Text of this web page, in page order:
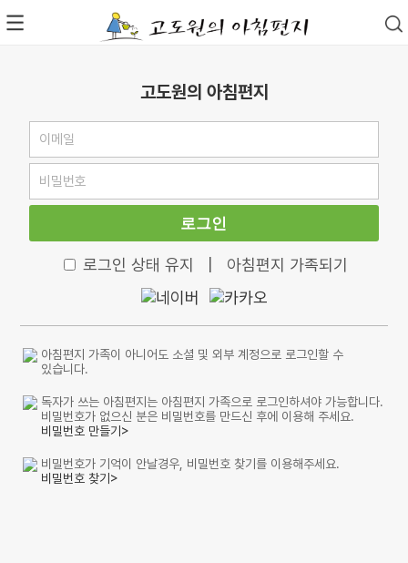
고도원의 아침편지
로그인
로그인 상태 유지 아침편지 가족되기
아침편지 가족이 아니어도 소셜 및 외부 계정으로 로그인할 수
있습니다.
독자가 쓰는 아침편지는 아침편지 가족으로 로그인하셔야 가능합니다.
비밀번호가 없으신 분은 비밀번호를 만드신 후에 이용해 주세요.
비밀번호 만들기>
비밀번호가 기억이 안날경우, 비밀번호 찾기를 이용해주세요.
비밀번호 찾기>